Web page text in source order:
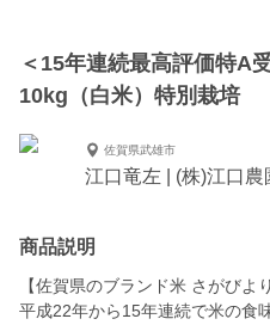
＜15年連続最高評価特A
10kg（白米）特別栽培
佐賀県武雄市
江口竜左 | (株)江口農
商品説明
【佐賀県のブランド米 さがびより
平成22年から15年連続で米の食